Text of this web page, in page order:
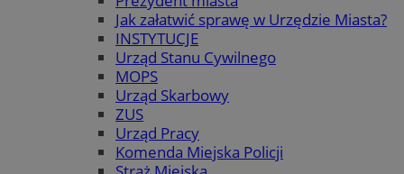
Jak załatwić sprawę w Urzędzie Miasta?
INSTYTUCJE
Urząd Stanu Cywilnego
MOPS
Urząd Skarbowy
ZUS
Urząd Pracy
Komenda Miejska Policji